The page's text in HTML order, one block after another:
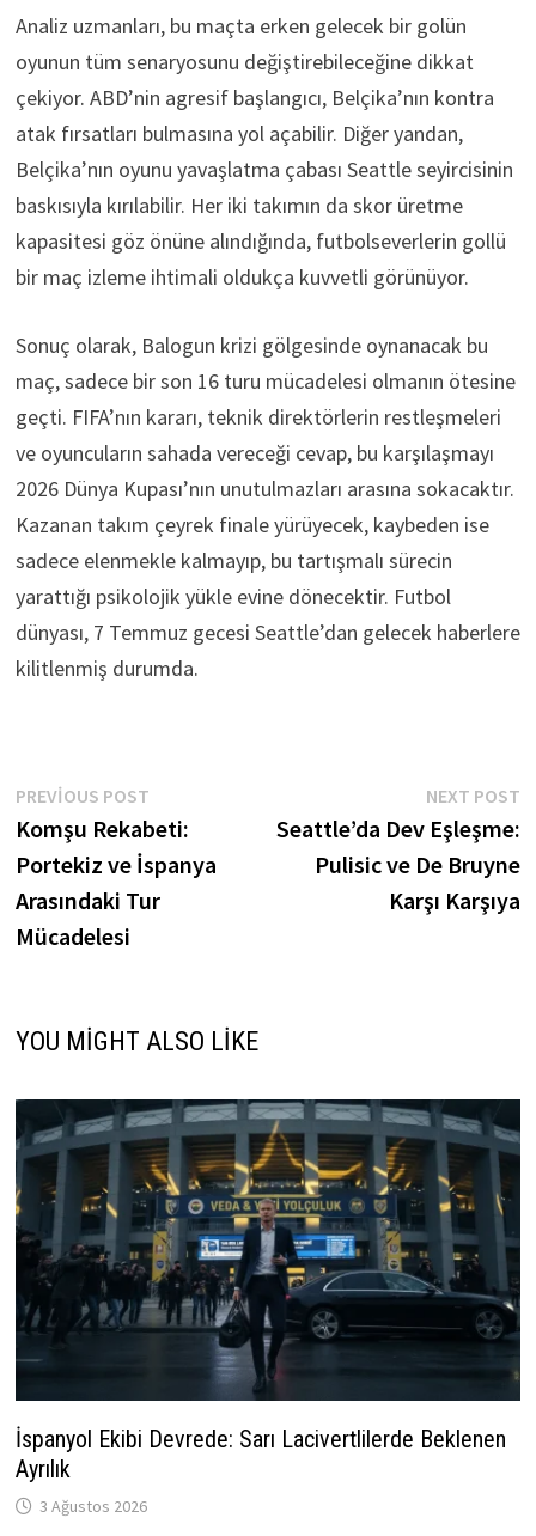
Analiz uzmanları, bu maçta erken gelecek bir golün
oyunun tüm senaryosunu değiştirebileceğine dikkat
çekiyor. ABD’nin agresif başlangıcı, Belçika’nın kontra
atak fırsatları bulmasına yol açabilir. Diğer yandan,
Belçika’nın oyunu yavaşlatma çabası Seattle seyircisinin
baskısıyla kırılabilir. Her iki takımın da skor üretme
kapasitesi göz önüne alındığında, futbolseverlerin gollü
bir maç izleme ihtimali oldukça kuvvetli görünüyor.
Sonuç olarak, Balogun krizi gölgesinde oynanacak bu
maç, sadece bir son 16 turu mücadelesi olmanın ötesine
geçti. FIFA’nın kararı, teknik direktörlerin restleşmeleri
ve oyuncuların sahada vereceği cevap, bu karşılaşmayı
2026 Dünya Kupası’nın unutulmazları arasına sokacaktır.
Kazanan takım çeyrek finale yürüyecek, kaybeden ise
sadece elenmekle kalmayıp, bu tartışmalı sürecin
yarattığı psikolojik yükle evine dönecektir. Futbol
dünyası, 7 Temmuz gecesi Seattle’dan gelecek haberlere
kilitlenmiş durumda.
Yazı
gezinmesi
PREVIOUS POSTPrevious
post:
Komşu Rekabeti:
Portekiz ve İspanya
Arasındaki Tur
Mücadelesi
NEXT POST
Seattle’da Dev Eşleşme:
Pulisic ve De Bruyne
Karşı Karşıya
YOU MIGHT ALSO LIKE
İspanyol Ekibi Devrede: Sarı Lacivertlilerde Beklenen
Ayrılık
3 Ağustos 2026